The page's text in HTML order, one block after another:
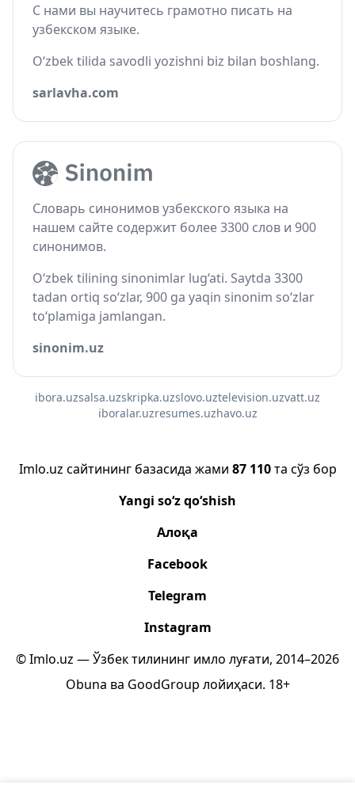
С нами вы научитесь грамотно писать на
узбекском языке.
O‘zbek tilida savodli yozishni biz bilan boshlang.
sarlavha.com
Словарь синонимов узбекского языка на
нашем сайте содержит более 3300 слов и 900
синонимов.
O‘zbek tilining sinonimlar lug‘ati. Saytda 3300
tadan ortiq so‘zlar, 900 ga yaqin sinonim so‘zlar
to‘plamiga jamlangan.
sinonim.uz
ibora.uzsalsa.uzskripka.uzslovo.uztelevision.uzvatt.uz
iboralar.uzresumes.uzhavo.uz
Imlo.uz сайтининг базасида жами 87 110та сўз бор
Yangi so‘z qo‘shish
Алоқа
Facebook
Telegram
Instagram
© Imlo.uz — Ўзбек тилининг имло луғати, 2014–2026
Obuna ва GoodGroup лойиҳаси. 18+